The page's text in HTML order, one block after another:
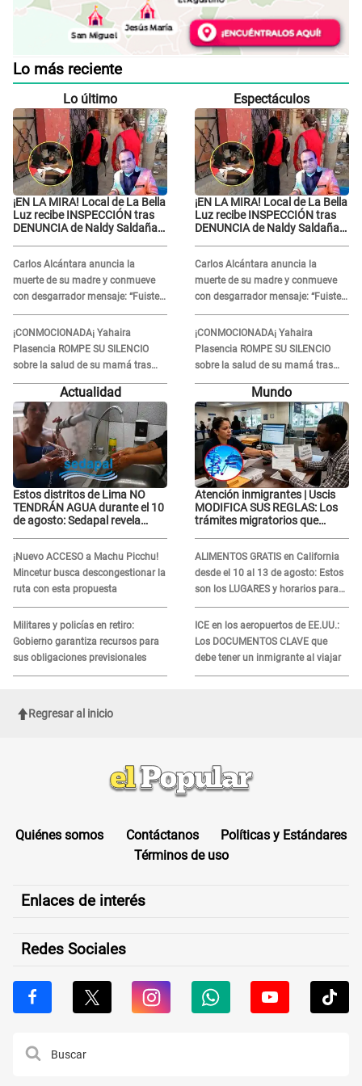
Lo más reciente
Lo último
¡EN LA MIRA! Local de La Bella
Luz recibe INSPECCIÓN tras
DENUNCIA de Naldy Saldaña
Carlos Alcántara anuncia la
muerte de su madre y conmueve
con desgarrador mensaje: “Fuiste
una gran mujer”
¡CONMOCIONADA¡ Yahaira
Plasencia ROMPE SU SILENCIO
sobre la salud de su mamá tras
APARECER en centro oncológico:
“La oración tiene poder”
Espectáculos
¡EN LA MIRA! Local de La Bella
Luz recibe INSPECCIÓN tras
DENUNCIA de Naldy Saldaña
Carlos Alcántara anuncia la
muerte de su madre y conmueve
con desgarrador mensaje: “Fuiste
una gran mujer”
¡CONMOCIONADA¡ Yahaira
Plasencia ROMPE SU SILENCIO
sobre la salud de su mamá tras
APARECER en centro oncológico:
“La oración tiene poder”
Actualidad
Estos distritos de Lima NO
TENDRÁN AGUA durante el 10
de agosto: Sedapal revela
¡Nuevo ACCESO a Machu Picchu!
Mincetur busca descongestionar la
ruta con esta propuesta
Militares y policías en retiro:
Gobierno garantiza recursos para
sus obligaciones previsionales
Mundo
Atención inmigrantes | Uscis
MODIFICA SUS REGLAS: Los
trámites migratorios que
ALIMENTOS GRATIS en California
desde el 10 al 13 de agosto: Estos
son los LUGARES y horarios para
recibir la ayuda
ICE en los aeropuertos de EE.UU.:
Los DOCUMENTOS CLAVE que
debe tener un inmigrante al viajar
Regresar al inicio
Quiénes somos Contáctanos
Políticas y Estándares
Términos de uso
Enlaces de interés
Redes Sociales